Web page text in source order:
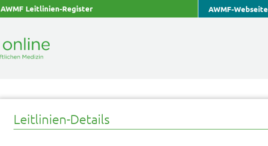
AWMF-Webseite
AWMF Leitlinien-Register
Leitlinien-Details